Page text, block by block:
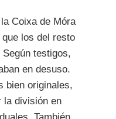
Coixa de Móra
los del resto
testigos,
en desuso.
bien originales,
la división en